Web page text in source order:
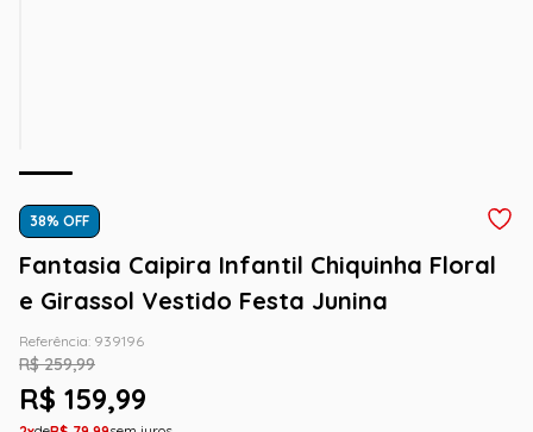
38% OFF
Fantasia Caipira Infantil Chiquinha Floral
e Girassol Vestido Festa Junina
Referência: 939196
R$ 259,99
R$ 159,99